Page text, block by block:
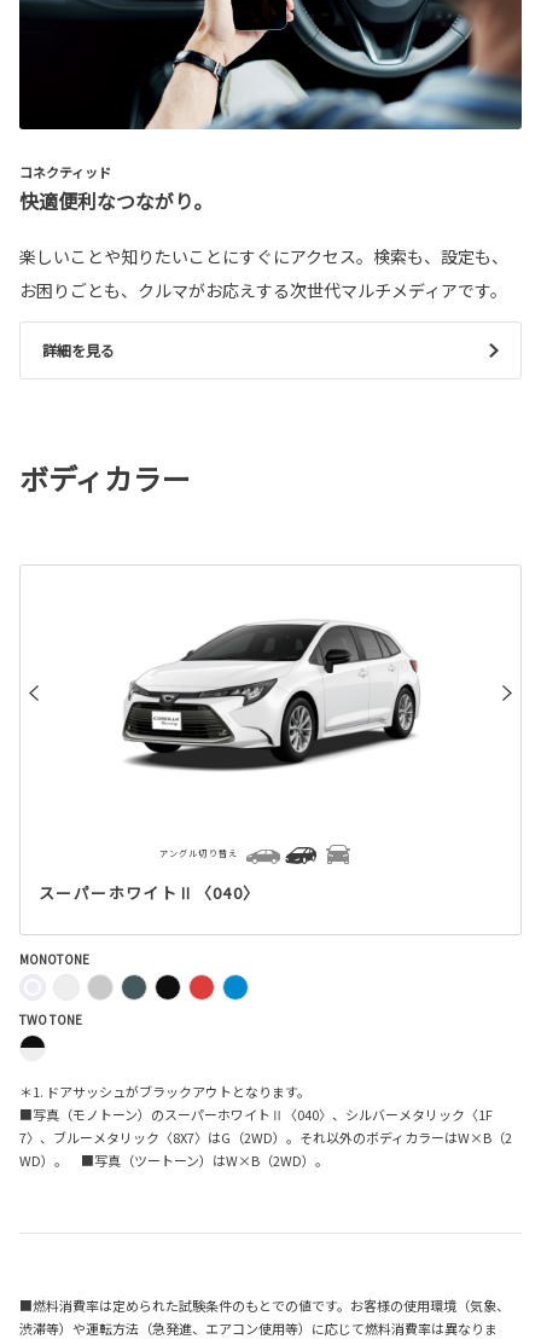
コネクティッド
快適便利なつながり。
楽しいことや知りたいことにすぐにアクセス。検索も、設定も、
お困りごとも、クルマがお応えする次世代マルチメディアです。
詳細を見る
ボディカラー
スーパーホワイトⅡ〈040〉
アングル切り替え
MONOTONE
TWO TONE
＊1. ドアサッシュがブラックアウトとなります。
■写真（モノトーン）のスーパーホワイトⅡ〈040〉、シルバーメタリック〈1F
7〉、ブルーメタリック〈8X7〉はG（2WD）。それ以外のボディカラーはW×B（2
WD）。 ■写真（ツートーン）はW×B（2WD）。
■燃料消費率は定められた試験条件のもとでの値です。お客様の使用環境（気象、
渋滞等）や運転方法（急発進、エアコン使用等）に応じて燃料消費率は異なりま